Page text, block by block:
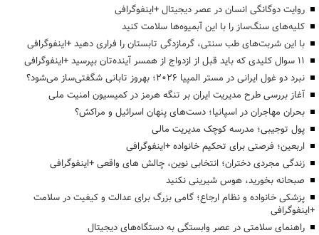
روایت دوگانگی انسان در عصر دیجیتال +اینفوگرافی
کلیه‌های سنگ‌ساز را با این آبمیوه‌ها سلامت کنید
با این شربت‌های طب سنتی، گرمازدگی تابستان را فراری دهید +اینفوگرافی
۱۱ سوال کلیدی که باید قبل از ازدواج از همسر آینده‌تان بپرسید +اینفوگرافی
نبرد دو غول ایرانی در مستر المپیا ۲۰۲۶؛ بهروز تابانی شگفتی‌ساز می‌شود؟
آغاز بررسی طرح مدیریت ایران بر تنگه هرمز در کمیسیون امنیت ملی
بحران مهاجران در اسپانیا؛ دست‌های پنهان اسرائیل و مراکش؟
پول توجیبی؛ مدرسه کوچک مدیریت مالی
اربعین؛ فرصتی برای تحکیم خانواده +اینفوگرافی
زندگی مجردی دختران؛ انتخابی نوین، چالش های واقعی +اینفوگرافی
صبحانه بخورید، هوس شیرینی نکنید
پزشکی خانواده و نظام ارجاع؛ گامی بزرگ برای عدالت و کیفیت در سلامت
+اینفوگرافی
راهنمای سلامتی در عصر وابستگی به دستگاه‌های دیجیتال